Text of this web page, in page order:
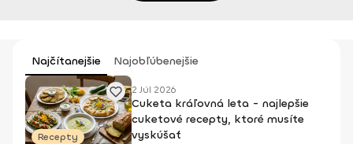
Najčítanejšie Najobľúbenejšie
Recepty
2 Júl 2026
Cuketa kráľovná leta - najlepšie
cuketové recepty, ktoré musíte
vyskúšať